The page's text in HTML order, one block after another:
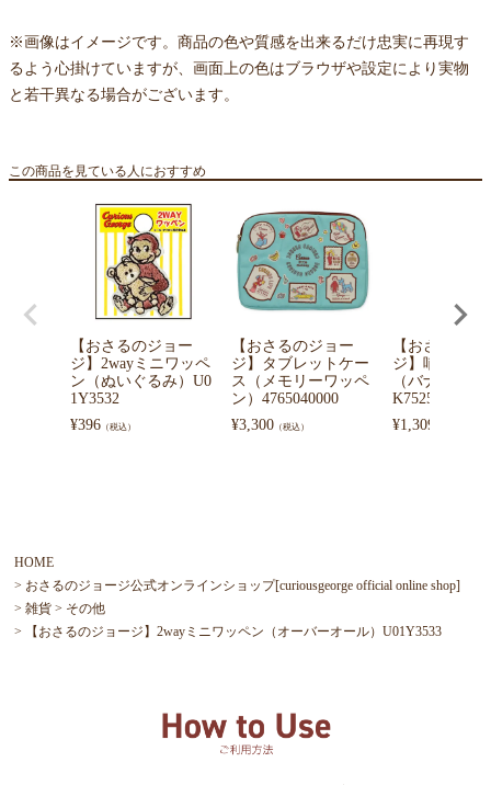
※画像はイメージです。商品の色や質感を出来るだけ忠実に再現す
るよう心掛けていますが、画面上の色はブラウザや設定により実物
と若干異なる場合がございます。
この商品を見ている人におすすめ
【おさるのジョー
ジ】2wayミニワッペ
ン（ぬいぐるみ）U0
1Y3532
¥396 （税込）
【おさるのジョー
ジ】タブレットケー
ス（メモリーワッペ
ン）4765040000
¥3,300 （税込）
【おさるのジ
ジ】哺乳瓶ポ
（バナナワッ
K7525▲SALE
¥1,309
HOME
おさるのジョージ公式オンラインショップ[curiousgeorge official online shop]
雑貨
その他
【おさるのジョージ】2wayミニワッペン（オーバーオール）U01Y3533